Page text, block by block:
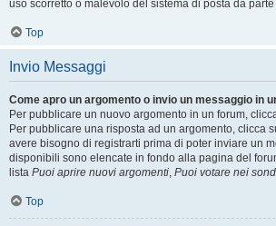
uso scorretto o malevolo del sistema di posta da
Top
Invio Messaggi
Come apro un argomento o invio un messaggio in
Per pubblicare un nuovo argomento in un forum,
Per pubblicare una risposta ad un argomento, clicca
avere bisogno di registrarti prima di poter inviare un
disponibili sono elencate in fondo alla pagina del
lista Puoi aprire nuovi argomenti, Puoi votare nei
Top